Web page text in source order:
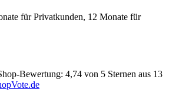
für Privatkunden, 12 Monate für
Bewertung: 4,74 von 5 Sternen aus 13